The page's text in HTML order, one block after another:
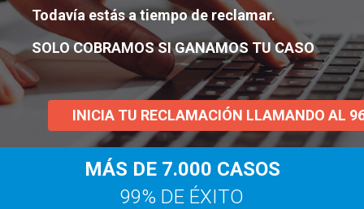
Todavía estás a tiempo de reclamar.
SOLO COBRAMOS SI GANAMOS TU CASO
INICIA TU RECLAMACIÓN LLAMANDO AL
MÁS DE 7.000 CASOS
99% DE ÉXITO